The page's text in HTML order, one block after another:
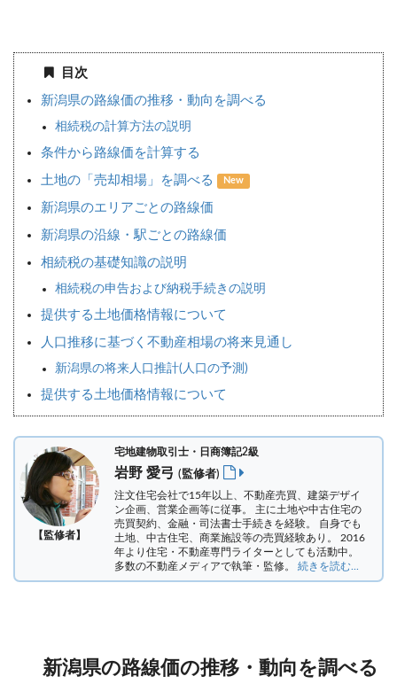
目次
新潟県の路線価の推移・動向を調べる
相続税の計算方法の説明
条件から路線価を計算する
土地の「売却相場」を調べる New
新潟県のエリアごとの路線価
新潟県の沿線・駅ごとの路線価
相続税の基礎知識の説明
相続税の申告および納税手続きの説明
提供する土地価格情報について
人口推移に基づく不動産相場の将来見通し
新潟県の将来人口推計(人口の予測)
提供する土地価格情報について
【監修者】
宅地建物取引士・日商簿記2級
岩野 愛弓 (監修者)
注文住宅会社で15年以上、不動産売買、建築デザイ
ン企画、営業企画等に従事。 主に土地や中古住宅の
売買契約、金融・司法書士手続きを経験。 自身でも
土地、中古住宅、商業施設等の売買経験あり。 2016
年より住宅・不動産専門ライターとしても活動中。
多数の不動産メディアで執筆・監修。 続きを読む...
新潟県の路線価の推移・動向を調べる